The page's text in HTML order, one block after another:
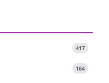
417
164